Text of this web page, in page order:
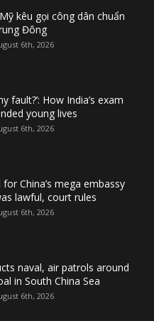
kêu gọi công dân chuẩn
Đông
6th, 2026
fault?’: How India’s exam
young lives
6th, 2026
China’s mega embassy
lawful, court rules
6th, 2026
naval, air patrols around
in South China Sea
6th, 2026